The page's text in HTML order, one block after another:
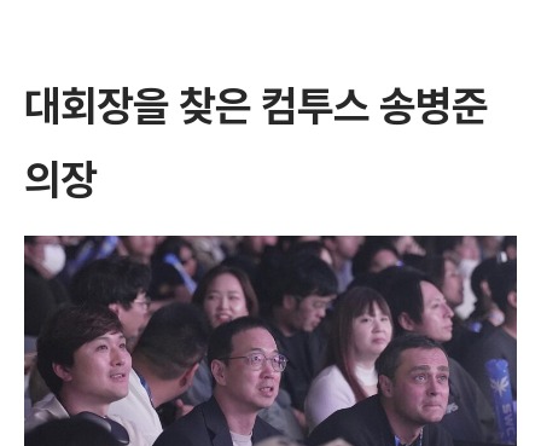
대회장을 찾은 컴투스 송병준
의장